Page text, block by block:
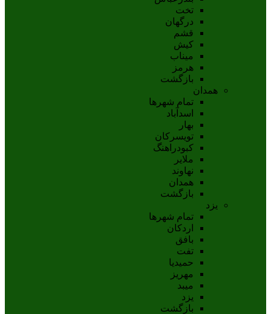
تخت
درگهان
قشم
کيش
ميناب
هرمز
بازگشت
همدان
تمام شهر‌ها
اسدآباد
بهار
تويسرکان
کبودراهنگ
ملاير
نهاوند
همدان
بازگشت
یزد
تمام شهر‌ها
اردکان
بافق
تفت
حميديا
مهریز
ميبد
يزد
بازگشت